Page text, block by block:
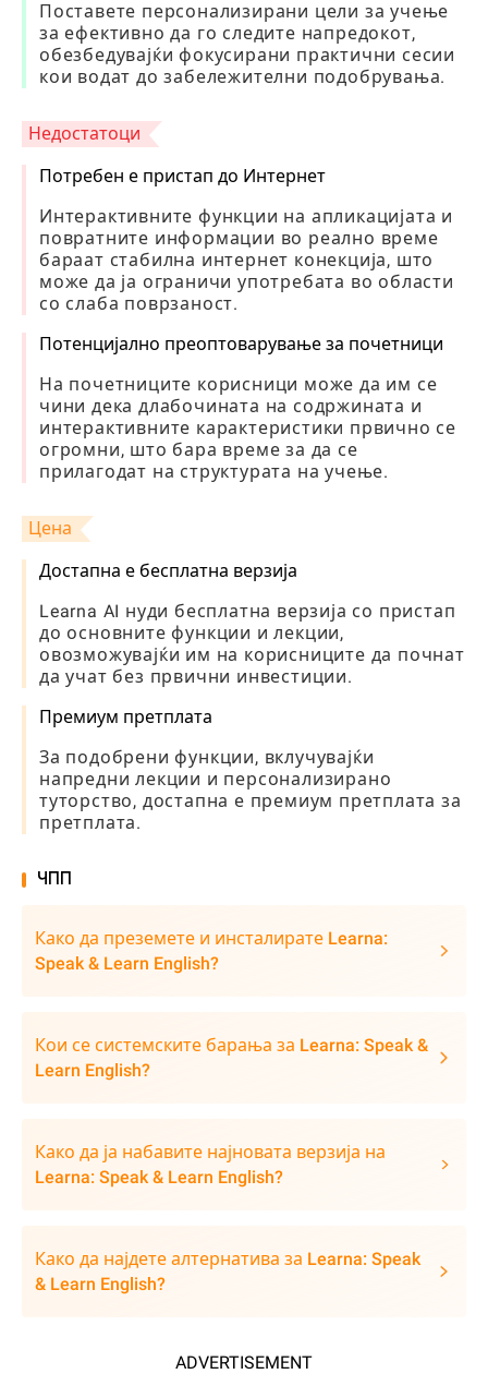
Поставете персонализирани цели за учење
за ефективно да го следите напредокот,
обезбедувајќи фокусирани практични сесии
кои водат до забележителни подобрувања.
Недостатоци
Потребен е пристап до Интернет
Интерактивните функции на апликацијата и
повратните информации во реално време
бараат стабилна интернет конекција, што
може да ја ограничи употребата во области
со слаба поврзаност.
Потенцијално преоптоварување за почетници
На почетниците корисници може да им се
чини дека длабочината на содржината и
интерактивните карактеристики првично се
огромни, што бара време за да се
прилагодат на структурата на учење.
Цена
Достапна е бесплатна верзија
Learna AI нуди бесплатна верзија со пристап
до основните функции и лекции,
овозможувајќи им на корисниците да почнат
да учат без првични инвестиции.
Премиум претплата
За подобрени функции, вклучувајќи
напредни лекции и персонализирано
туторство, достапна е премиум претплата за
претплата.
ЧПП
Како да преземете и инсталирате Learna:
Speak & Learn English?
Кои се системските барања за Learna: Speak &
Learn English?
Како да ја набавите најновата верзија на
Learna: Speak & Learn English?
Како да најдете алтернатива за Learna: Speak
& Learn English?
ADVERTISEMENT